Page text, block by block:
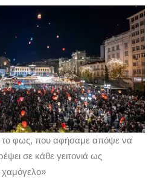
το φως, που αφήσαμε απόψε να
σε κάθε γειτονιά ως
χαμόγελο»